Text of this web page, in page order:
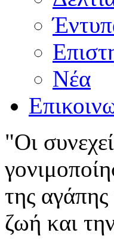
Νέα
"Οι
της
ζωή και